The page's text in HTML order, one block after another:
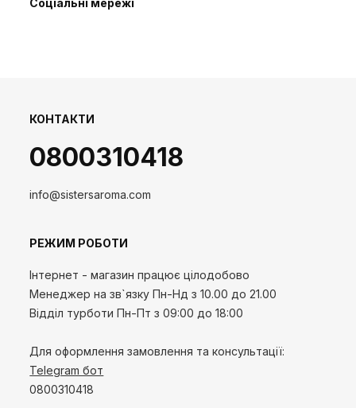
Соціальні мережі
КОНТАКТИ
0800310418
info@sistersaroma.com
РЕЖИМ РОБОТИ
Інтернет - магазин працює цілодобово
Менеджер на зв`язкуПн-Нд з 10.00 до 21.00
Відділ турботи Пн-Пт з 09:00 до 18:00
Для оформлення замовлення та консультації:
Telegram бот
0800310418